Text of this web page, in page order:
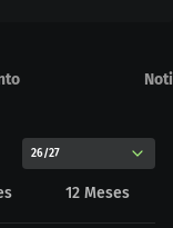
26/27
12 Meses